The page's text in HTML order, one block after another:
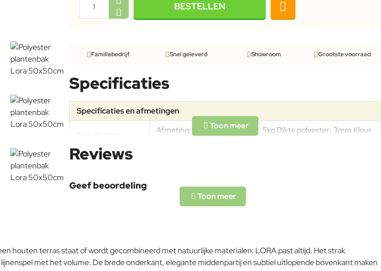
BESTELLEN
Familiebedrijf Snel geleverd Showroom Grootste voorraad
Specificaties
Specificaties en afmetingen
Specificaties
Afmeting: 50x50cm Gewicht: 5kg Dikte polyester: 3mm Kleur
Reviews
Geef beoordeling
houten terras staat of wordt gecombineerd met natuurlijke materialen: LORA past altijd. Het strak
met het volume. De brede onderkant, elegante middenpartij en subtiel uitlopende bovenkant maken